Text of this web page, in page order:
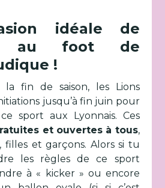
idéale de
au foot de
!
la fin de saison, les Lions
jusqu’à fin juin pour
sport aux Lyonnais. Ces
et ouvertes à tous,
filles et garçons. Alors si tu
les règles de ce sport
à « kicker » ou encore